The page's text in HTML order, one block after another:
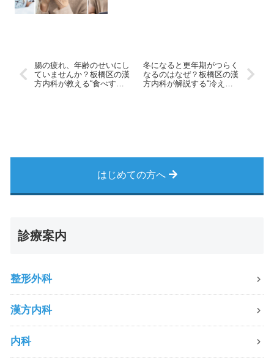
腸の疲れ、年齢のせいにし
ていませんか？板橋区の漢
方内科が教える“食べすぎ
冬になると更年期がつらく
なるのはなぜ？板橋区の漢
方内科が解説する“冷えと
はじめての方へ
診療案内
整形外科
漢方内科
内科